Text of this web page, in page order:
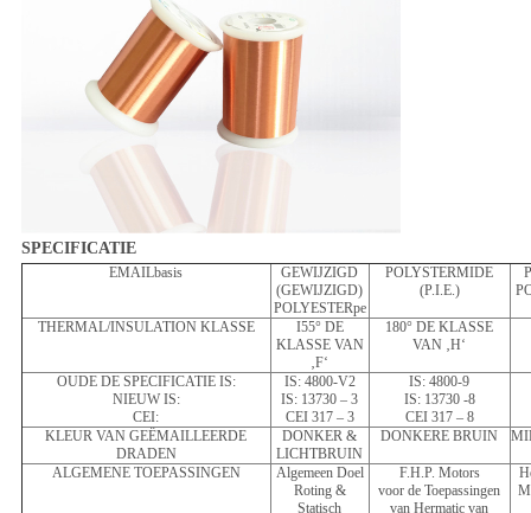
SPECIFICATIE
EMAILbasis
GEWIJZIGD
(GEWIJZIGD)
POLYESTERpe
POLYSTERMIDE
(P.I.E.)
THERMAL/INSULATION KLASSE
I55° DE
KLASSE VAN
‚F‘
180° DE KLASSE
VAN ‚H‘
OUDE DE SPECIFICATIE IS:
NIEUW IS:
CEI:
IS: 4800-V2
IS: 13730 – 3
CEI 317 – 3
IS: 4800-9
IS: 13730 -8
CEI 317 – 8
KLEUR VAN GEËMAILLEERDE
DRADEN
DONKER &
LICHTBRUIN
DONKERE BRUIN
ALGEMENE TOEPASSINGEN
Algemeen Doel
Roting &
Statisch
F.H.P. Motors
voor de Toepassingen
van Hermatic van